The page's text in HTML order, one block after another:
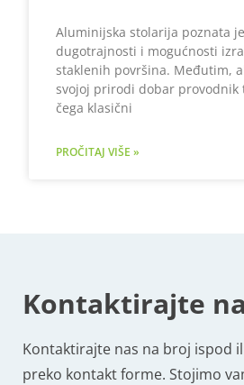
Aluminijska stolarija poznata
dugotrajnosti i mogućnosti
staklenih površina. Međutim,
svojoj prirodi dobar provodnik
čega klasični
PROČITAJ VIŠE »
Kontaktirajte
Kontaktirajte nas na broj ispod
preko kontakt forme. Stojimo